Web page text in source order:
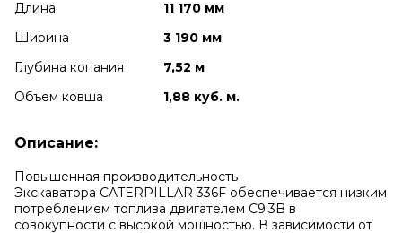
Длина
11 170 мм
Ширина
3 190 мм
Глубина копания
7,52 м
Объем ковша
1,88 куб. м.
Описание:
Повышенная производительность
Экскаватора CATERPILLAR 336F обеспечивается низким
потреблением топлива двигателем C9.3B в
совокупности с высокой мощностью. В зависимости от